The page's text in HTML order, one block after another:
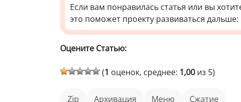
Если вам понравилась статья или вы
это поможет проекту развиваться дальше:
Оцените Статью:
(1 оценок, среднее: 1,00 из 5)
Zip архивация меню сжатие